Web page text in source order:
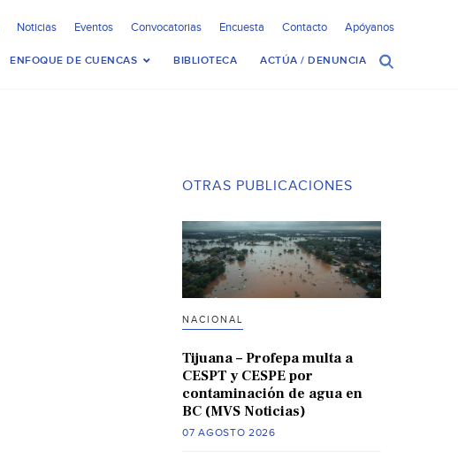
Noticias Eventos Convocatorias Encuesta Contacto Apóyanos
ENFOQUE DE CUENCAS BIBLIOTECA ACTÚA / DENUNCIA
OTRAS PUBLICACIONES
NACIONAL
Tijuana – Profepa multa a
CESPT y CESPE por
contaminación de agua en
BC (MVS Noticias)
07 AGOSTO 2026